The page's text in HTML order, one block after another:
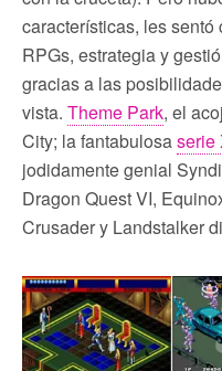
características, les
RPGs, estrategia y
gracias a las
vista. Theme Park, el
City; la fantabulosaserie
jodidamente genial
Dragon Quest VI,
Crusader y Landstalker